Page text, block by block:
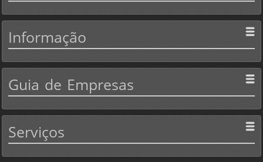
Informação
Guia de Empresas
Serviços